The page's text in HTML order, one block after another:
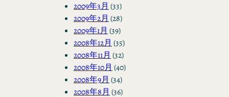
2009年3月 (33)
2009年2月 (28)
2009年1月 (39)
2008年12月 (35)
2008年11月 (32)
2008年10月 (40)
2008年9月 (34)
2008年8月 (36)